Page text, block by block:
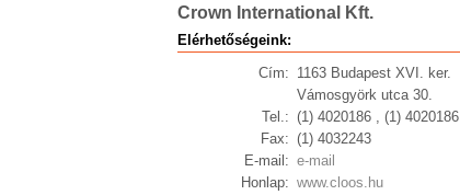
Crown International Kft.
Elérhetőségeink:
Cím: 1163 Budapest XVI. ker.
Vámosgyörk utca 30.
Tel.: (1) 4020186 , (1) 4020186
Fax: (1) 4032243
E-mail: e-mail
Honlap: www.cloos.hu